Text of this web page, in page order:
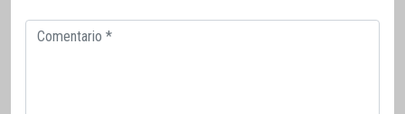
Comentario